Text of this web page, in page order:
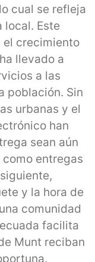
cual se refleja
local. Este
el crecimiento
llevado a
a las
población. Sin
urbanas y el
han
sean aún
entregas
y la hora de
comunidad
facilita
Munt reciban